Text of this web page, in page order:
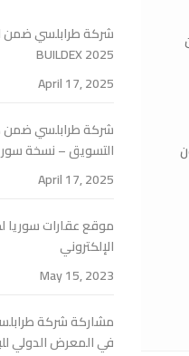
شركة طرابلسي ضمن
BUILDEX 2025
April 17, 2025
شركة طرابلسي ضمن
التسويق – نسخة
April 17, 2025
موقع عقارات سوريا
الإلكتروني
May 15, 2023
مشاركة شركة
في المعرض الدولي